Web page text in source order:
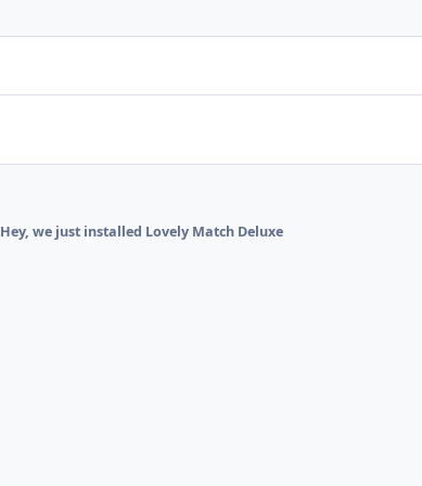
Hey, we just installed Lovely Match Deluxe